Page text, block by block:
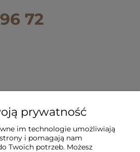
72
prywatność
im technologie umożliwiają
i pomagają nam
Twoich potrzeb. Możesz